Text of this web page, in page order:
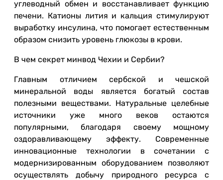
углеводный обмен и восстанавливает функцию
печени. Катионы лития и кальция стимулируют
выработку инсулина, что помогает естественным
образом снизить уровень глюкозы в крови.
В чем секрет минвод Чехии и Сербии?
Главным отличием сербской и чешской
минеральной воды является богатый состав
полезными веществами. Натуральные целебные
источники уже много веков остаются
популярными, благодаря своему мощному
оздоравливающему эффекту. Современные
инновационные технологии в сочетании с
модернизированным оборудованием позволяют
осуществлять добычу природного ресурса с